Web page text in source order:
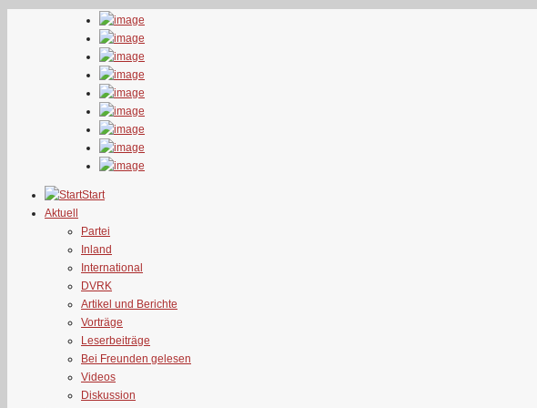
Start
Aktuell
Partei
Inland
International
DVRK
Artikel und Berichte
Vorträge
Leserbeiträge
Bei Freunden gelesen
Videos
Diskussion